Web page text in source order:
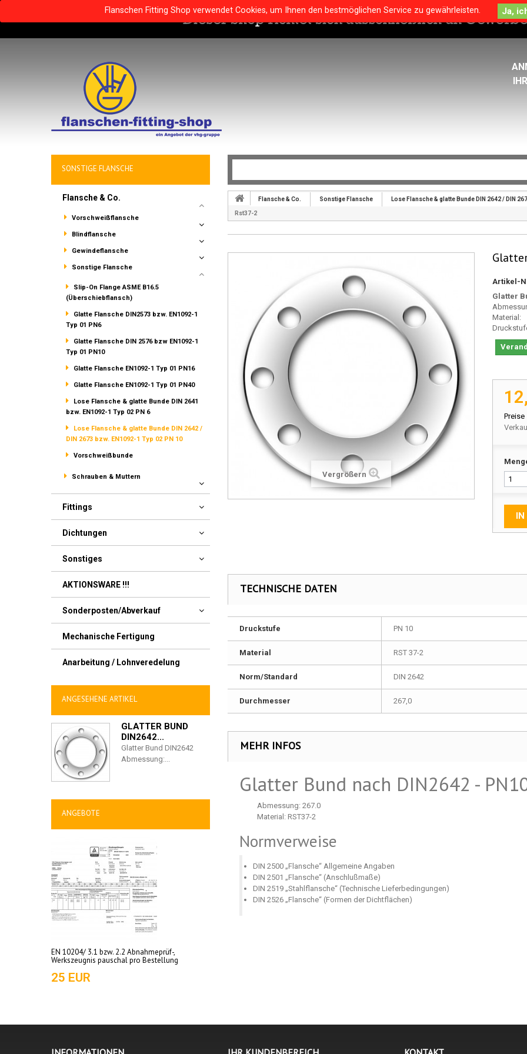
Flanschen Fitting Shop verwendet Cookies, um Ihnen den bestmöglichen Service zu gewährleisten.
SONSTIGE FLANSCHE
Flansche & Co.
Vorschweißflansche
Blindflansche
Gewindeflansche
Sonstige Flansche
Slip-On Flange ASME B16.5
(Überschiebflansch)
Glatte Flansche DIN2573 bzw. EN1092-1
Typ 01 PN6
Glatte Flansche DIN 2576 bzw EN1092-1
Typ 01 PN10
Glatte Flansche EN1092-1 Typ 01 PN16
Glatte Flansche EN1092-1 Typ 01 PN40
Lose Flansche & glatte Bunde DIN 2641
bzw. EN1092-1 Typ 02 PN 6
Lose Flansche & glatte Bunde DIN 2642 /
DIN 2673 bzw. EN1092-1 Typ 02 PN 10
Vorschweißbunde
Schrauben & Muttern
Fittings
Dichtungen
Sonstiges
AKTIONSWARE !!!
Sonderposten/Abverkauf
Mechanische Fertigung
Anarbeitung / Lohnveredelung
ANGESEHENE ARTIKEL
GLATTER BUND
DIN2642...
Glatter Bund DIN2642
Abmessung:...
ANGEBOTE
EN 10204/ 3.1 bzw. 2.2 Abnahmeprüf-,
Werkszeugnis pauschal pro Bestellung
25 EUR
Flansche & Co. Sonstige Flansche Lose Flansche & glatte Bunde DIN 2642 / DIN
Rst37-2
Vergrößern
Artikel-
Glatter
Preise
IN
TECHNISCHE DATEN
Druckstufe PN 10
Material RST 37-2
Norm/Standard DIN 2642
Durchmesser 267,0
MEHR INFOS
Glatter Bund nach DIN2642 -
Abmessung: 267.0
Material: RST37-2
Normverweise
DIN 2500 „Flansche“ Allgemeine Angaben
DIN 2501 „Flansche“ (Anschlußmaße)
DIN 2519 „Stahlflansche“ (Technische Lieferbedingungen)
DIN 2526 „Flansche“ (Formen der Dichtflächen)